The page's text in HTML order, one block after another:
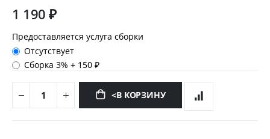
1 190 ₽
Предоставляется услуга сборки
Отсутствует
Сборка 3%+ 150 ₽
<В КОРЗИНУ